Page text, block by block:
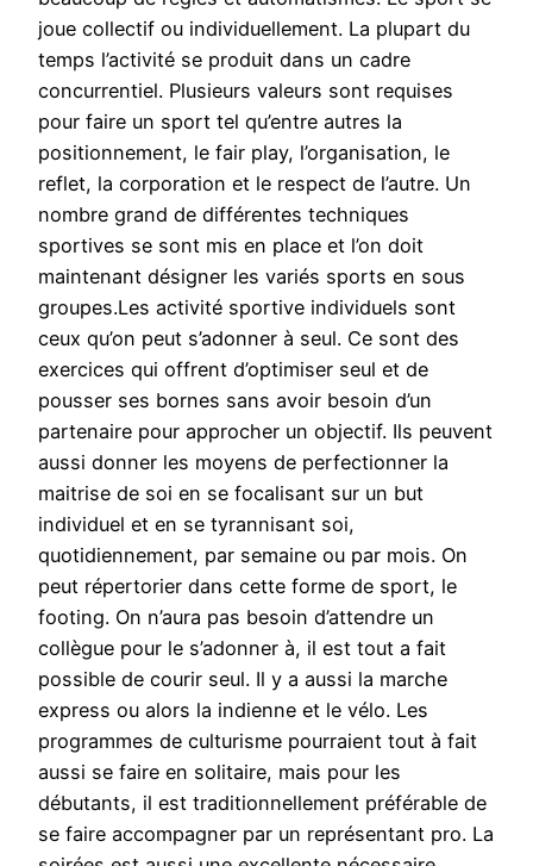
joue collectif ou individuellement. La plupart du
temps l’activité se produit dans un cadre
concurrentiel. Plusieurs valeurs sont requises
pour faire un sport tel qu’entre autres la
positionnement, le fair play, l’organisation, le
reflet, la corporation et le respect de l’autre. Un
nombre grand de différentes techniques
sportives se sont mis en place et l’on doit
maintenant désigner les variés sports en sous
groupes.Les activité sportive individuels sont
ceux qu’on peut s’adonner à seul. Ce sont des
exercices qui offrent d’optimiser seul et de
pousser ses bornes sans avoir besoin d’un
partenaire pour approcher un objectif. Ils peuvent
aussi donner les moyens de perfectionner la
maitrise de soi en se focalisant sur un but
individuel et en se tyrannisant soi,
quotidiennement, par semaine ou par mois. On
peut répertorier dans cette forme de sport, le
footing. On n’aura pas besoin d’attendre un
collègue pour le s’adonner à, il est tout a fait
possible de courir seul. Il y a aussi la marche
express ou alors la indienne et le vélo. Les
programmes de culturisme pourraient tout à fait
aussi se faire en solitaire, mais pour les
débutants, il est traditionnellement préférable de
se faire accompagner par un représentant pro. La